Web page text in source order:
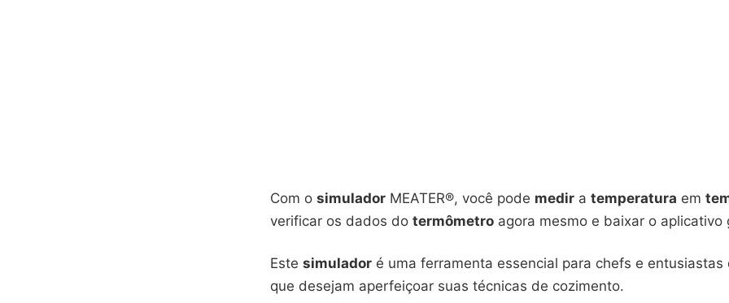
Com o simulador MEATER®, você pode medir a temperatura em
verificar os dados do termômetro agora mesmo e baixar o aplicativo
Este simulador é uma ferramenta essencial para chefs e entusiastas
que desejam aperfeiçoar suas técnicas de cozimento.